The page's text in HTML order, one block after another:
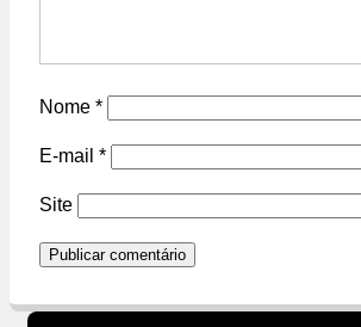
Nome *
E-mail *
Site